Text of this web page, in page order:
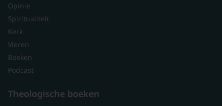
Opinie
Spiritualiteit
Kerk
Vieren
Boeken
Podcast
Theologische boeken